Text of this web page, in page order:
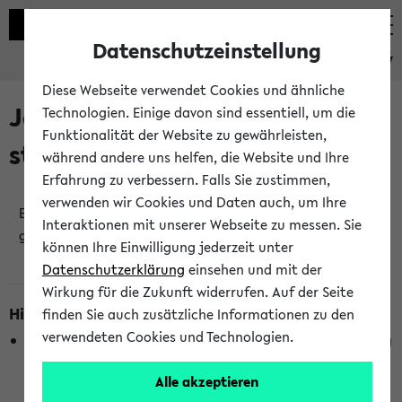
eKVV
Jetzt und in Kürze
stattfindende Veranstaltungen
Es wurden keine jetzt stattfindenden Veranstaltungen
gefunden!
Hinweise zur Liste
Die Anzeige ist semesterübergreifend und nicht abhängig
vom im eKVV gewählten Semester.
Datenschutzeinstellung
Diese Webseite verwendet Cookies und ähnliche
Technologien. Einige davon sind essentiell, um die
Funktionalität der Website zu gewährleisten,
während andere uns helfen, die Website und Ihre
Erfahrung zu verbessern. Falls Sie zustimmen,
verwenden wir Cookies und Daten auch, um Ihre
Interaktionen mit unserer Webseite zu messen. Sie
können Ihre Einwilligung jederzeit unter
Datenschutzerklärung einsehen und mit der
Wirkung für die Zukunft widerrufen. Auf der Seite
finden Sie auch zusätzliche Informationen zu den
verwendeten Cookies und Technologien.
Alle akzeptieren